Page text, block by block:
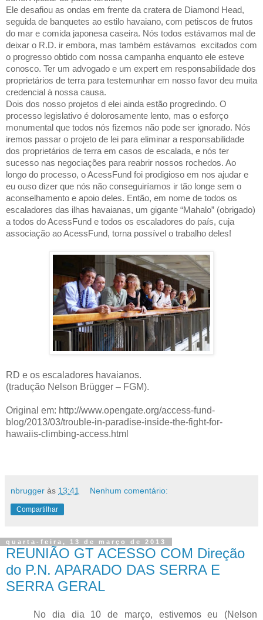
Ele desafiou as ondas em frente da cratera de Diamond Head,
seguida de banquetes ao estilo havaiano, com petiscos de frutos
do mar e comida japonesa caseira. Nós todos estávamos mal de
deixar o R.D. ir embora, mas também estávamos excitados com
o progresso obtido com nossa campanha enquanto ele esteve
conosco. Ter um advogado e um expert em responsabilidade dos
proprietários de terra para testemunhar em nosso favor deu muita
credencial à nossa causa.
Dois dos nosso projetos d elei ainda estão progredindo. O
processo legislativo é dolorosamente lento, mas o esforço
monumental que todos nós fizemos não pode ser ignorado. Nós
iremos passar o projeto de lei para eliminar a responsabilidade
dos proprietários de terra em casos de escalada, e nós ter
sucesso nas negociações para reabrir nossos rochedos. Ao
longo do processo, o AcessFund foi prodigioso em nos ajudar e
eu ouso dizer que nós não conseguiríamos ir tão longe sem o
aconselhamento e apoio deles. Então, em nome de todos os
escaladores das ilhas havaianas, um gigante “Mahalo” (obrigado)
a todos do AcessFund e todos os escaladores do país, cuja
associação ao AcessFund, torna possível o trabalho deles!
RD e os escaladores havaianos.
(tradução Nelson Brügger – FGM).
Original em: http://www.opengate.org/access-fund-
blog/2013/03/trouble-in-paradise-inside-the-fight-for-
hawaiis-climbing-access.html
nbrugger às 13:41 Nenhum comentário:
Compartilhar
quarta-feira, 13 de março de 2013
REUNIÃO GT ACESSO COM Direção
do P.N. APARADO DAS SERRA E
SERRA GERAL
No dia dia 10 de março, estivemos eu (Nelson